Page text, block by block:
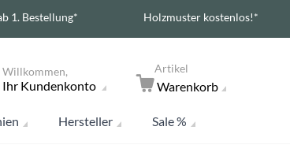
1. Bestellung* Holzmuster kostenlos!*
Willkommen,
Ihr Kundenkonto
Artikel
Warenkorb
Hersteller Sale %